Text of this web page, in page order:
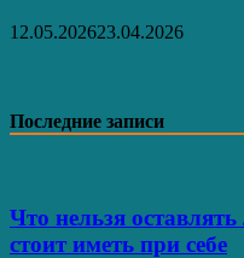
12.05.202623.04.2026
Последние записи
Что нельзя
стоит иметь при себе